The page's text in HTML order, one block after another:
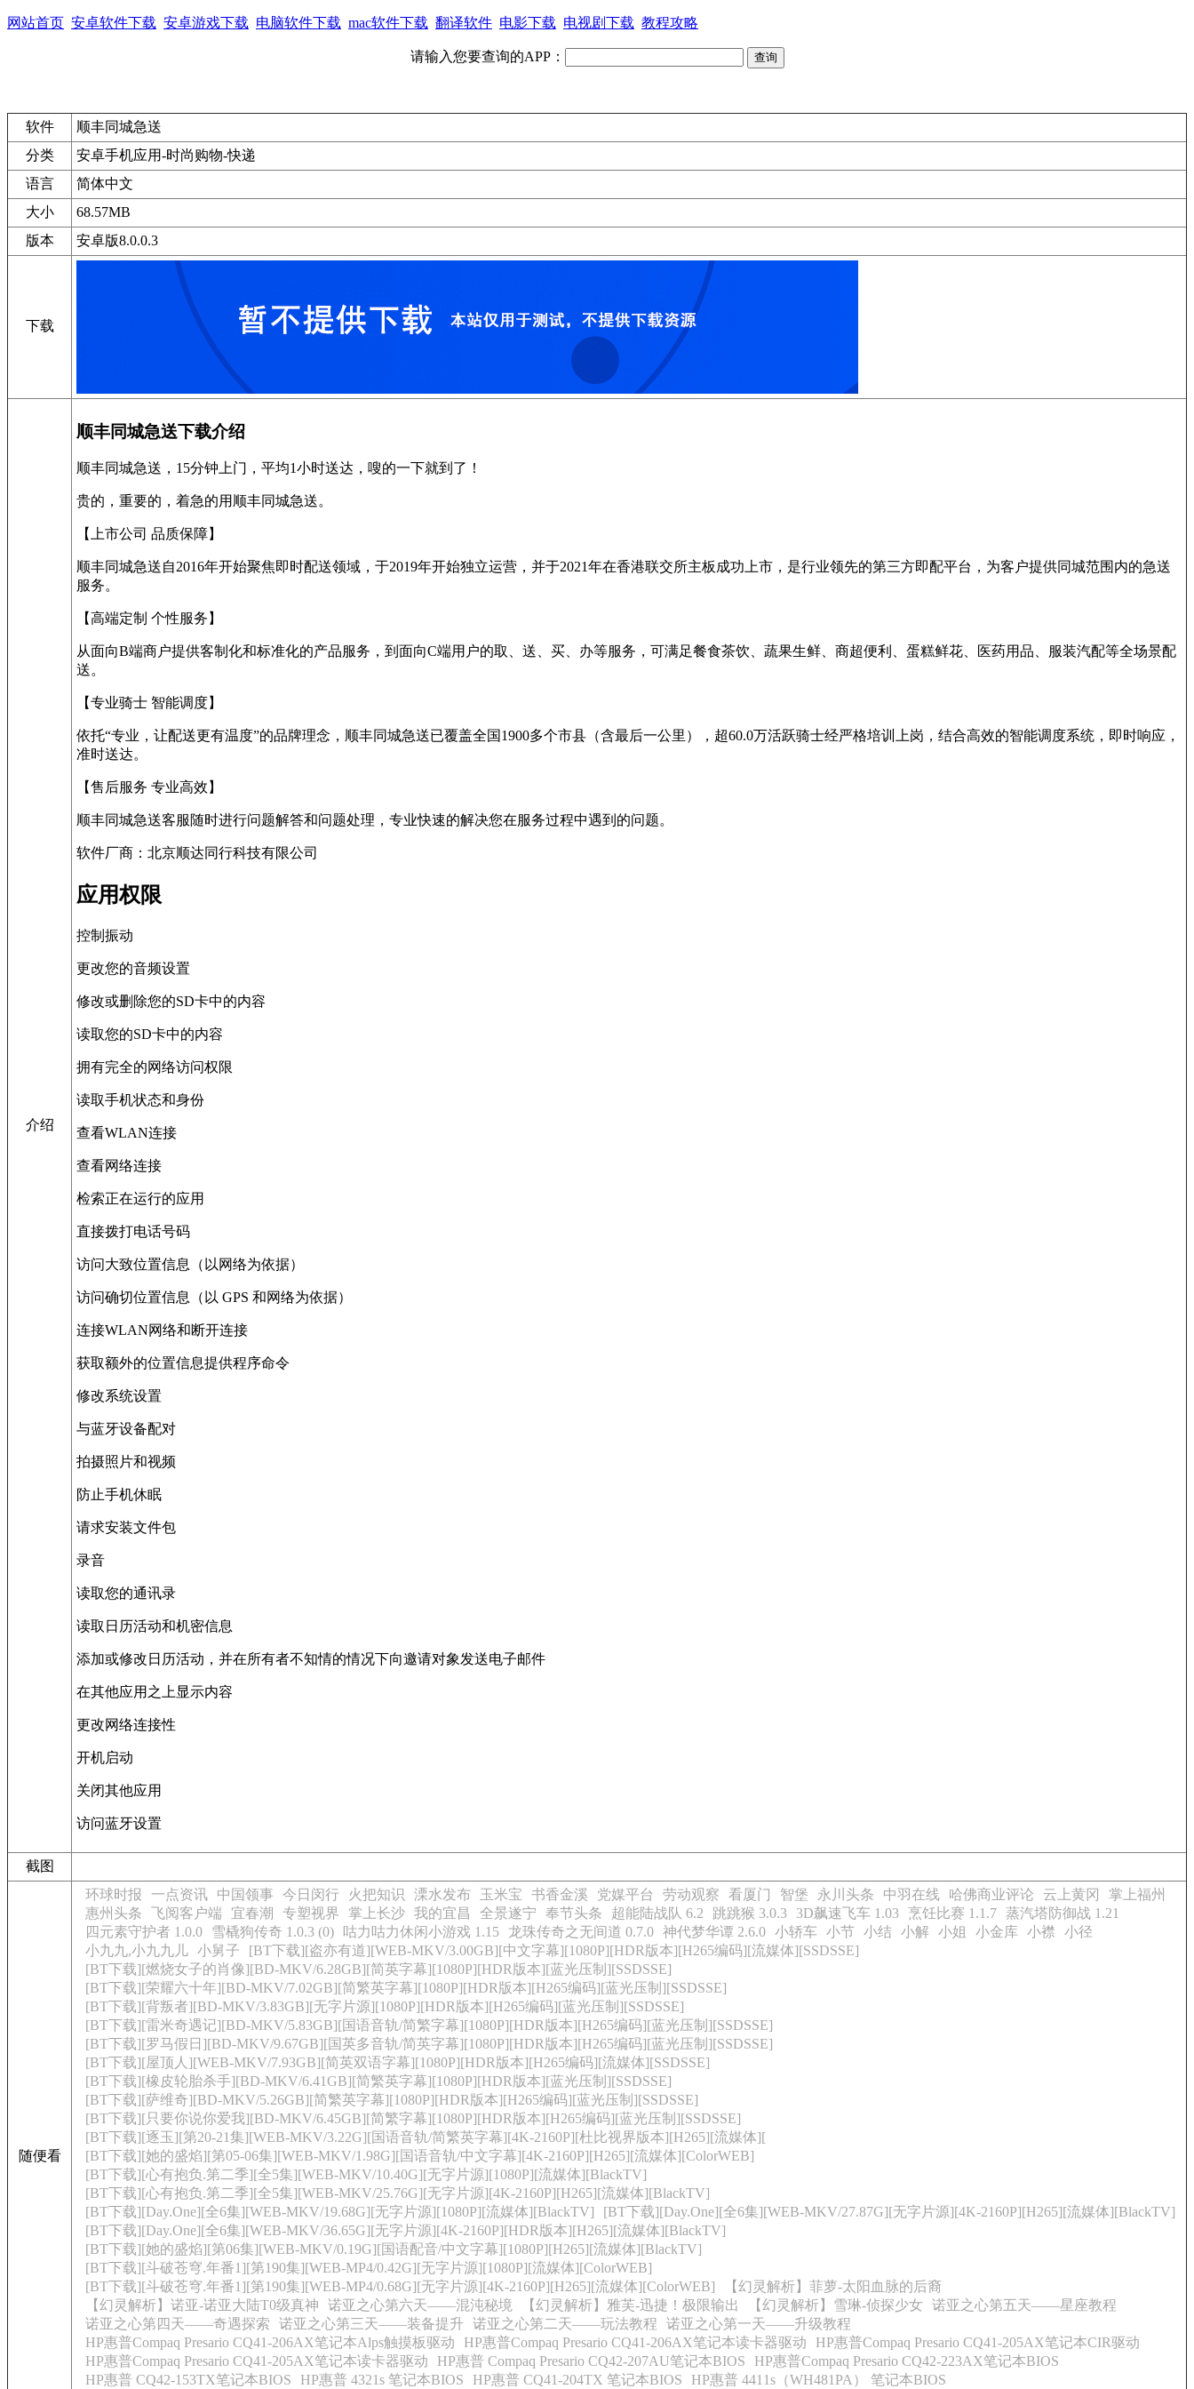
网站首页 安卓软件下载 安卓游戏下载 电脑软件下载 mac软件下载 翻译软件 电影下载 电视剧下载 教程攻略
请输入您要查询的APP：
软件
顺丰同城急送
分类
安卓手机应用-时尚购物-快递
语言
简体中文
大小
68.57MB
版本
安卓版8.0.0.3
下载
介绍
顺丰同城急送下载介绍
顺丰同城急送，15分钟上门，平均1小时送达，嗖的一下就到了！
贵的，重要的，着急的用顺丰同城急送。
【上市公司 品质保障】
顺丰同城急送自2016年开始聚焦即时配送领域，于2019年开始独立运营，并于2021年在香港联交所主板成功上市，是行业领先的第三方即配平台，为客户提供同城范围内的急送
服务。
【高端定制 个性服务】
从面向B端商户提供客制化和标准化的产品服务，到面向C端用户的取、送、买、办等服务，可满足餐食茶饮、蔬果生鲜、商超便利、蛋糕鲜花、医药用品、服装汽配等全场景配
送。
【专业骑士 智能调度】
依托“专业，让配送更有温度”的品牌理念，顺丰同城急送已覆盖全国1900多个市县（含最后一公里），超60.0万活跃骑士经严格培训上岗，结合高效的智能调度系统，即时响应，
准时送达。
【售后服务 专业高效】
顺丰同城急送客服随时进行问题解答和问题处理，专业快速的解决您在服务过程中遇到的问题。
软件厂商：北京顺达同行科技有限公司
应用权限
控制振动
更改您的音频设置
修改或删除您的SD卡中的内容
读取您的SD卡中的内容
拥有完全的网络访问权限
读取手机状态和身份
查看WLAN连接
查看网络连接
检索正在运行的应用
直接拨打电话号码
访问大致位置信息（以网络为依据）
访问确切位置信息（以 GPS 和网络为依据）
连接WLAN网络和断开连接
获取额外的位置信息提供程序命令
修改系统设置
与蓝牙设备配对
拍摄照片和视频
防止手机休眠
请求安装文件包
录音
读取您的通讯录
读取日历活动和机密信息
添加或修改日历活动，并在所有者不知情的情况下向邀请对象发送电子邮件
在其他应用之上显示内容
更改网络连接性
开机启动
关闭其他应用
访问蓝牙设置
截图
随便看
环球时报 一点资讯 中国领事 今日闵行 火把知识 溧水发布 玉米宝 书香金溪 党媒平台 劳动观察 看厦门 智堡 永川头条 中羽在线 哈佛商业评论 云上黄冈
掌上福州
惠州头条
飞阅客户端 宜春潮 专塑视界 掌上长沙 我的宜昌 全景遂宁 奉节头条 超能陆战队 6.2 跳跳猴 3.0.3 3D飙速飞车 1.03 烹饪比赛 1.1.7 蒸汽塔防御战 1.21
四元素守护者 1.0.0
雪橇狗传奇 1.0.3 (0) 咕力咕力休闲小游戏 1.15 龙珠传奇之无间道 0.7.0 神代梦华谭 2.6.0 小轿车 小节 小结 小解 小姐 小金库 小襟
小径
小九九,小九九儿 小舅子
[BT下载][盗亦有道][WEB-MKV/3.00GB][中文字幕][1080P][HDR版本][H265编码][流媒体][SSDSSE]
[BT下载][燃烧女子的肖像][BD-MKV/6.28GB][简英字幕][1080P][HDR版本][蓝光压制][SSDSSE]
[BT下载][荣耀六十年][BD-MKV/7.02GB][简繁英字幕][1080P][HDR版本][H265编码][蓝光压制][SSDSSE]
[BT下载][背叛者][BD-MKV/3.83GB][无字片源][1080P][HDR版本][H265编码][蓝光压制][SSDSSE]
[BT下载][雷米奇遇记][BD-MKV/5.83GB][国语音轨/简繁字幕][1080P][HDR版本][H265编码][蓝光压制][SSDSSE]
[BT下载][罗马假日][BD-MKV/9.67GB][国英多音轨/简英字幕][1080P][HDR版本][H265编码][蓝光压制][SSDSSE]
[BT下载][屋顶人][WEB-MKV/7.93GB][简英双语字幕][1080P][HDR版本][H265编码][流媒体][SSDSSE]
[BT下载][橡皮轮胎杀手][BD-MKV/6.41GB][简繁英字幕][1080P][HDR版本][蓝光压制][SSDSSE]
[BT下载][萨维奇][BD-MKV/5.26GB][简繁英字幕][1080P][HDR版本][H265编码][蓝光压制][SSDSSE]
[BT下载][只要你说你爱我][BD-MKV/6.45GB][简繁字幕][1080P][HDR版本][H265编码][蓝光压制][SSDSSE]
[BT下载][逐玉][第20-21集][WEB-MKV/3.22G][国语音轨/简繁英字幕][4K-2160P][杜比视界版本][H265][流媒体][
[BT下载][她的盛焰][第05-06集][WEB-MKV/1.98G][国语音轨/中文字幕][4K-2160P][H265][流媒体][ColorWEB]
[BT下载][心有抱负.第二季][全5集][WEB-MKV/10.40G][无字片源][1080P][流媒体][BlackTV]
[BT下载][心有抱负.第二季][全5集][WEB-MKV/25.76G][无字片源][4K-2160P][H265][流媒体][BlackTV]
[BT下载][Day.One][全6集][WEB-MKV/19.68G][无字片源][1080P][流媒体][BlackTV]
[BT下载][Day.One][全6集][WEB-MKV/27.87G][无字片源][4K-2160P][H265][流媒体][BlackTV]
[BT下载][Day.One][全6集][WEB-MKV/36.65G][无字片源][4K-2160P][HDR版本][H265][流媒体][BlackTV]
[BT下载][她的盛焰][第06集][WEB-MKV/0.19G][国语配音/中文字幕][1080P][H265][流媒体][BlackTV]
[BT下载][斗破苍穹.年番1][第190集][WEB-MP4/0.42G][无字片源][1080P][流媒体][ColorWEB]
[BT下载][斗破苍穹.年番1][第190集][WEB-MP4/0.68G][无字片源][4K-2160P][H265][流媒体][ColorWEB]
【幻灵解析】菲萝-太阳血脉的后裔
【幻灵解析】诺亚-诺亚大陆T0级真神
诺亚之心第六天——混沌秘境 【幻灵解析】雅芙-迅捷！极限输出 【幻灵解析】雪琳-侦探少女 诺亚之心第五天——星座教程
诺亚之心第四天——奇遇探索
诺亚之心第三天——装备提升 诺亚之心第二天——玩法教程
诺亚之心第一天——升级教程
HP惠普Compaq Presario CQ41-206AX笔记本Alps触摸板驱动
HP惠普Compaq Presario CQ41-206AX笔记本读卡器驱动
HP惠普Compaq Presario CQ41-205AX笔记本CIR驱动
HP惠普Compaq Presario CQ41-205AX笔记本读卡器驱动
HP惠普 Compaq Presario CQ42-207AU笔记本BIOS
HP惠普Compaq Presario CQ42-223AX笔记本BIOS
HP惠普 CQ42-153TX笔记本BIOS
HP惠普 4321s 笔记本BIOS HP惠普 CQ41-204TX 笔记本BIOS HP惠普 4411s（WH481PA） 笔记本BIOS